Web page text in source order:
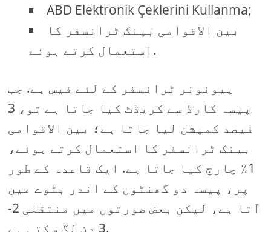
ABD Elektronik Çeklerini Kullanma;
بین الاقوامی بینک ٹرانسفر کا
استعمال کرتے ہوئے.
پیونونر ٹرانسفر کے لئے فیس ہے. جب
پیسہ کارڈ سے کریڈٹ کیا جاتا ہے تو، 3
فیصد کمیشن لیا جاتا ہے؛ بین الاقوامی
بینک ٹرانسفر کا استعمال کرتے ہوئے،
1٪ چارج کیا جاتا ہے. ایک قاعدہ کے طور
پر، پیسہ دو گھنٹوں کے اندر بٹوے میں
آتا ہے، لیکن بعض صورتوں میں منتقلی 2-
3 دن لگ سکتی ہے.